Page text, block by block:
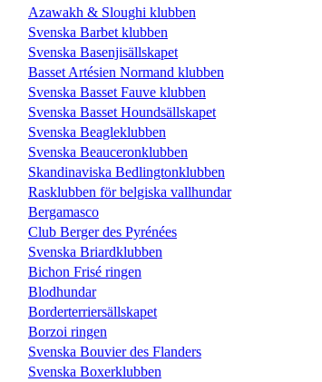
Azawakh & Sloughi klubben
Svenska Barbet klubben
Svenska Basenjisällskapet
Basset Artésien Normand klubben
Svenska Basset Fauve klubben
Svenska Basset Houndsällskapet
Svenska Beagleklubben
Svenska Beauceronklubben
Skandinaviska Bedlingtonklubben
Rasklubben för belgiska vallhundar
Bergamasco
Club Berger des Pyrénées
Svenska Briardklubben
Bichon Frisé ringen
Blodhundar
Borderterriersällskapet
Borzoi ringen
Svenska Bouvier des Flanders
Svenska Boxerklubben